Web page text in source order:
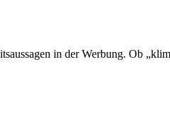
in der Werbung. Ob